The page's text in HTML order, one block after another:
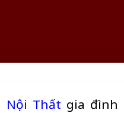
Nội Thất gia đình